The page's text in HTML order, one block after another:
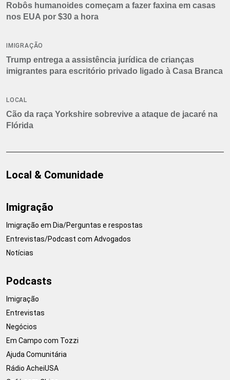
Robôs humanoides começam a fazer faxina em casas
nos EUA por $30 a hora
IMIGRAÇÃO
Trump entrega a assistência jurídica de crianças
imigrantes para escritório privado ligado à Casa Branca
LOCAL
Cão da raça Yorkshire sobrevive a ataque de jacaré na
Flórida
Local & Comunidade
Imigração
Imigração em Dia/Perguntas e respostas
Entrevistas/Podcast com Advogados
Notícias
Podcasts
Imigração
Entrevistas
Negócios
Em Campo com Tozzi
Ajuda Comunitária
Rádio AcheiUSA